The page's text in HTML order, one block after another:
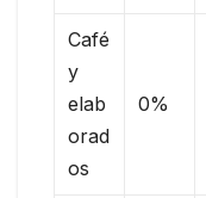
Café
y
elab
orad
os
0%